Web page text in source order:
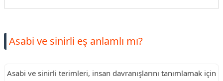
Asabi ve sinirli eş anlamlı mı?
Asabi ve sinirli terimleri, insan davranışlarını tanımlamak için